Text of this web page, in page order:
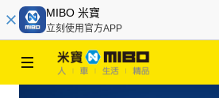
MIBO 米寶
立刻使用官方APP